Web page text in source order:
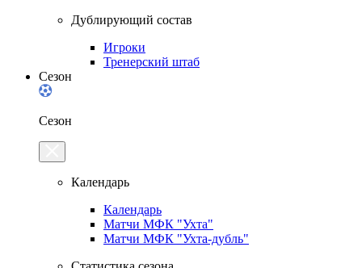
Дублирующий состав
Игроки
Тренерский штаб
Сезон
Сезон
Календарь
Календарь
Матчи МФК "Ухта"
Матчи МФК "Ухта-дубль"